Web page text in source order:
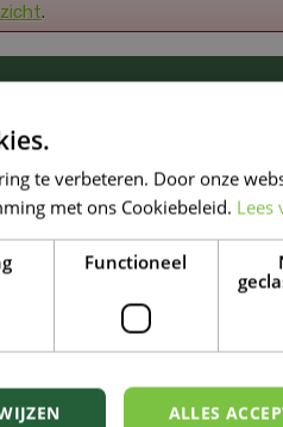
.
applicatie Famiflora
te verbeteren. Door onze
met ons Cookiebeleid. Lees
Functioneel
ALLES